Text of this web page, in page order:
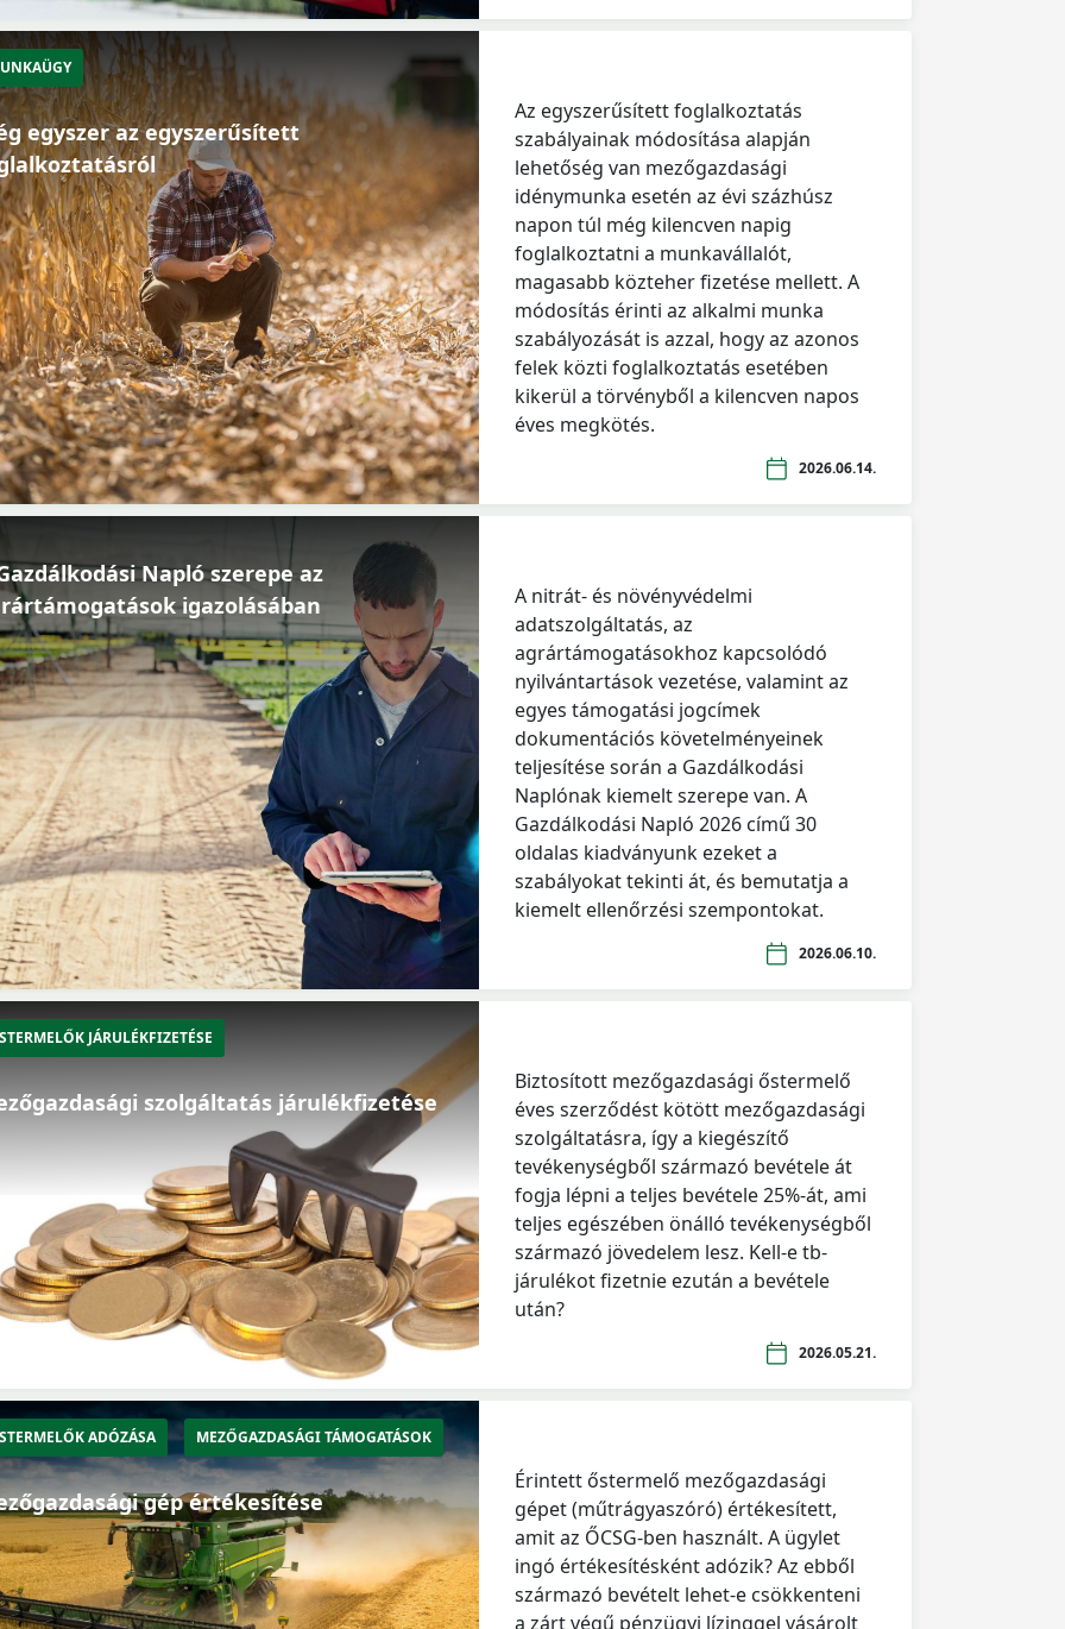
egyszer az egyszerűsített
Az egyszerűsített foglalkoztatás
szabályainak módosítása alapján
lehetőség van mezőgazdasági
idénymunka esetén az évi százhúsz
napon túl még kilencven napig
foglalkoztatni a munkavállalót,
magasabb közteher fizetése mellett. A
módosítás érinti az alkalmi munka
szabályozását is azzal, hogy az azonos
felek közti foglalkoztatás esetében
kikerül a törvényből a kilencven napos
éves megkötés.
2026.06.14.
Napló szerepe az
igazolásában
A nitrát- és növényvédelmi
adatszolgáltatás, az
agrártámogatásokhoz kapcsolódó
nyilvántartások vezetése, valamint az
egyes támogatási jogcímek
dokumentációs követelményeinek
teljesítése során a Gazdálkodási
Naplónak kiemelt szerepe van. A
Gazdálkodási Napló 2026 című 30
oldalas kiadványunk ezeket a
szabályokat tekinti át, és bemutatja a
kiemelt ellenőrzési szempontokat.
2026.06.10.
JÁRULÉKFIZETÉSE
szolgáltatás járulékfizetése
Biztosított mezőgazdasági őstermelő
éves szerződést kötött mezőgazdasági
szolgáltatásra, így a kiegészítő
tevékenységből származó bevétele át
fogja lépni a teljes bevétele 25%-át, ami
teljes egészében önálló tevékenységből
származó jövedelem lesz. Kell-e tb-
járulékot fizetnie ezután a bevétele
után?
2026.05.21.
ADÓZÁSA MEZŐGAZDASÁGI TÁMOGATÁSOK
gép értékesítése
Érintett őstermelő mezőgazdasági
gépet (műtrágyaszóró) értékesített,
amit az ŐCSG-ben használt. A ügylet
ingó értékesítésként adózik? Az ebből
származó bevételt lehet-e csökkenteni
a zárt végű pénzügyi lízinggel vásárolt